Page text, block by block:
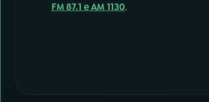
FM 87.1 e AM 1130.